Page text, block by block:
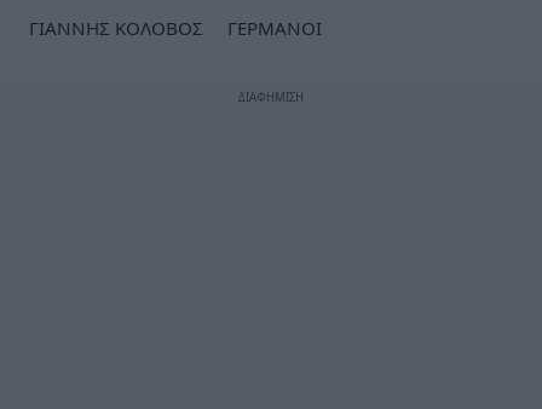
ΓΙΑΝΝΗΣ ΚΟΛΟΒΟΣ
ΓΕΡΜΑΝΟΙ